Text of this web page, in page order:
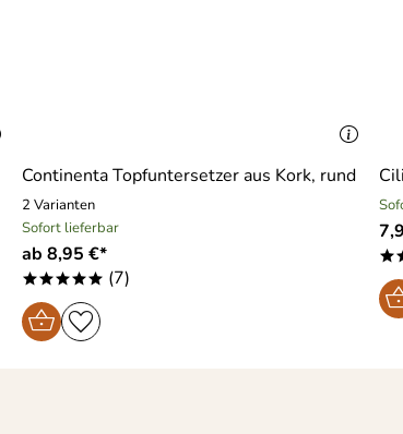
Continenta Topfuntersetzer aus Kork, rund
2 Varianten
Sofort lieferbar
ab 8,95 €*
***** (7)